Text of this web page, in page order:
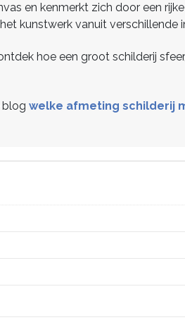
en kenmerkt zich door een
kunstwerk vanuit verschillende
hoe een groot schilderij
blog welke afmeting schilderij